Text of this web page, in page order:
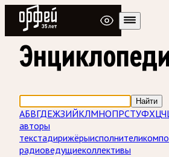
Радио Орфей
Найти
АБВГДЕЖЗИЙКЛМНОПРСТУФХЦЧ
авторы
текстадирижёрыисполнители
радиоведущиеколлективы